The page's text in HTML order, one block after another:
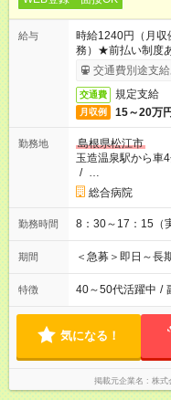
給与
時給1240円（月
務）★前払い制度
交通費別途支給
交通費 規定支給
月収例 15～20万円
勤務地
島根県松江市
玉造温泉駅から車
/ …
総合病院
勤務時間 8：30～17：15（
期間 ＜急募＞即日～長
特徴 40～50代活躍中 /
気になる！
掲載元企業名 株式